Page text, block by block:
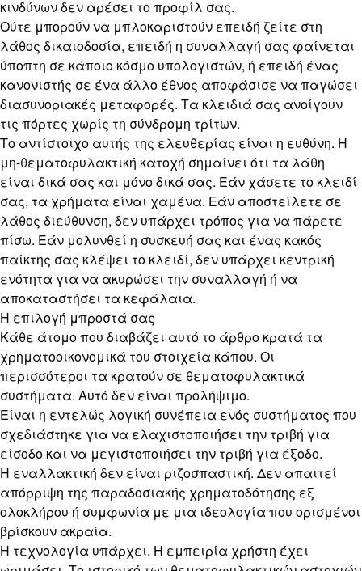
κινδύνων δεν αρέσει το προφίλ σας.
Ούτε μπορούν να μπλοκαριστούν επειδή ζείτε στη
λάθος δικαιοδοσία, επειδή η συναλλαγή σας φαίνεται
ύποπτη σε κάποιο κόσμο υπολογιστών, ή επειδή ένας
κανονιστής σε ένα άλλο έθνος αποφάσισε να παγώσει
διασυνοριακές μεταφορές. Τα κλειδιά σας ανοίγουν
τις πόρτες χωρίς τη σύνδρομη τρίτων.
Το αντίστοιχο αυτής της ελευθερίας είναι η ευθύνη. Η
μη-θεματοφυλακτική κατοχή σημαίνει ότι τα λάθη
είναι δικά σας και μόνο δικά σας. Εάν χάσετε το κλειδί
σας, τα χρήματα είναι χαμένα. Εάν αποστείλετε σε
λάθος διεύθυνση, δεν υπάρχει τρόπος για να πάρετε
πίσω. Εάν μολυνθεί η συσκευή σας και ένας κακός
παίκτης σας κλέψει το κλειδί, δεν υπάρχει κεντρική
ενότητα για να ακυρώσει την συναλλαγή ή να
αποκαταστήσει τα κεφάλαια.
Η επιλογή μπροστά σας
Κάθε άτομο που διαβάζει αυτό το άρθρο κρατά τα
χρηματοοικονομικά του στοιχεία κάπου. Οι
περισσότεροι τα κρατούν σε θεματοφυλακτικά
συστήματα. Αυτό δεν είναι προλήψιμο.
Είναι η εντελώς λογική συνέπεια ενός συστήματος που
σχεδιάστηκε για να ελαχιστοποιήσει την τριβή για
είσοδο και να μεγιστοποιήσει την τριβή για έξοδο.
Η εναλλακτική δεν είναι ριζοσπαστική. Δεν απαιτεί
απόρριψη της παραδοσιακής χρηματοδότησης εξ
ολοκλήρου ή συμφωνία με μια ιδεολογία που ορισμένοι
βρίσκουν ακραία.
Η τεχνολογία υπάρχει. Η εμπειρία χρήστη έχει